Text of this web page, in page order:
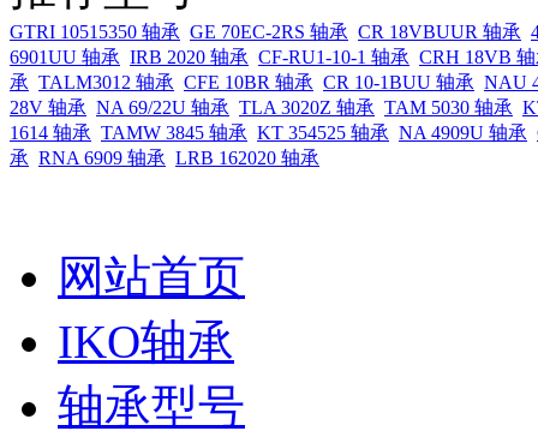
GTRI 10515350 轴承 GE 70EC-2RS 轴承 CR 18VBUUR 轴承
6901UU 轴承 IRB 2020 轴承 CF-RU1-10-1 轴承 CRH 18VB
承 TALM3012 轴承 CFE 10BR 轴承 CR 10-1BUU 轴承 NAU
28V 轴承 NA 69/22U 轴承 TLA 3020Z 轴承 TAM 5030 轴承
1614 轴承 TAMW 3845 轴承 KT 354525 轴承 NA 4909U 轴承
承 RNA 6909 轴承 LRB 162020 轴承
网站首页
IKO轴承
轴承型号